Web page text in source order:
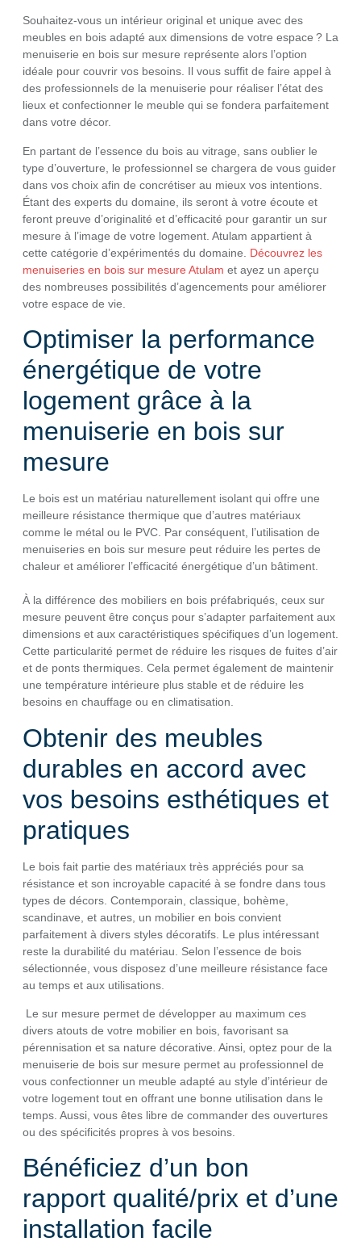
Souhaitez-vous un intérieur original et unique avec des
meubles en bois adapté aux dimensions de votre espace ? La
menuiserie en bois sur mesure représente alors l’option
idéale pour couvrir vos besoins. Il vous suffit de faire appel à
des professionnels de la menuiserie pour réaliser l’état des
lieux et confectionner le meuble qui se fondera parfaitement
dans votre décor.
En partant de l’essence du bois au vitrage, sans oublier le
type d’ouverture, le professionnel se chargera de vous guider
dans vos choix afin de concrétiser au mieux vos intentions.
Étant des experts du domaine, ils seront à votre écoute et
feront preuve d’originalité et d’efficacité pour garantir un sur
mesure à l’image de votre logement. Atulam appartient à
cette catégorie d’expérimentés du domaine. Découvrez les
menuiseries en bois sur mesure Atulam et ayez un aperçu
des nombreuses possibilités d’agencements pour améliorer
votre espace de vie.
Optimiser la performance
énergétique de votre
logement grâce à la
menuiserie en bois sur
mesure
Le bois est un matériau naturellement isolant qui offre une
meilleure résistance thermique que d’autres matériaux
comme le métal ou le PVC. Par conséquent, l’utilisation de
menuiseries en bois sur mesure peut réduire les pertes de
chaleur et améliorer l’efficacité énergétique d’un bâtiment.
À la différence des mobiliers en bois préfabriqués, ceux sur
mesure peuvent être conçus pour s’adapter parfaitement aux
dimensions et aux caractéristiques spécifiques d’un logement.
Cette particularité permet de réduire les risques de fuites d’air
et de ponts thermiques. Cela permet également de maintenir
une température intérieure plus stable et de réduire les
besoins en chauffage ou en climatisation.
Obtenir des meubles
durables en accord avec
vos besoins esthétiques et
pratiques
Le bois fait partie des matériaux très appréciés pour sa
résistance et son incroyable capacité à se fondre dans tous
types de décors. Contemporain, classique, bohème,
scandinave, et autres, un mobilier en bois convient
parfaitement à divers styles décoratifs. Le plus intéressant
reste la durabilité du matériau. Selon l’essence de bois
sélectionnée, vous disposez d’une meilleure résistance face
au temps et aux utilisations.
Le sur mesure permet de développer au maximum ces
divers atouts de votre mobilier en bois, favorisant sa
pérennisation et sa nature décorative. Ainsi, optez pour de la
menuiserie de bois sur mesure permet au professionnel de
vous confectionner un meuble adapté au style d’intérieur de
votre logement tout en offrant une bonne utilisation dans le
temps. Aussi, vous êtes libre de commander des ouvertures
ou des spécificités propres à vos besoins.
Bénéficiez d’un bon
rapport qualité/prix et d’une
installation facile